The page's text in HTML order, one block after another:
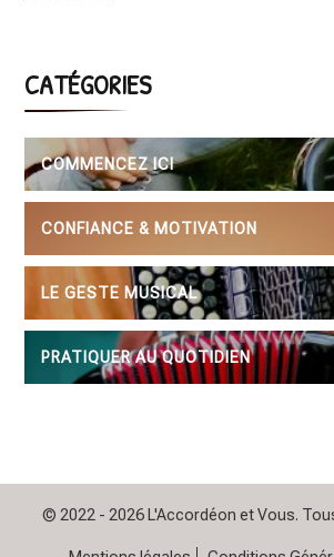
CATÉGORIES
COMMENCEZ ICI
CONFIANCE & MOTIVATION
LE GESTE MUSICAL
PRATIQUER AU QUOTIDIEN
© 2022 - 2026 L'Accordéon et Vous.